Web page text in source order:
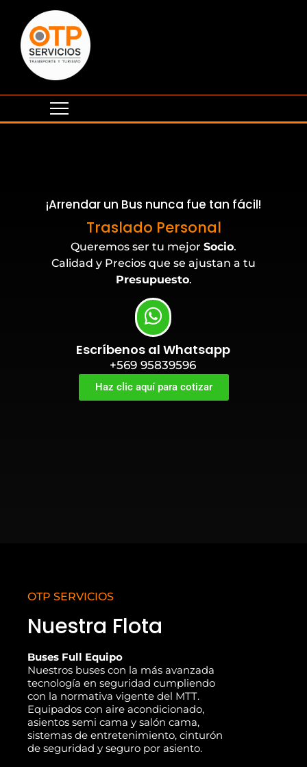
¡Arrendar un Bus nunca fue tan fácil!
Traslado Personal
Eventos Corporativos
Queremos ser tu mejor Socio.
Calidad y Precios que se ajustan a tu
Presupuesto.
Escríbenos al Whatsapp
+569 95839596
Haz clic aquí para cotizar
OTP SERVICIOS
Nuestra Flota
Buses Full Equipo
Nuestros buses con la más avanzada
tecnología en seguridad cumpliendo
con la normativa vigente del MTT.
Equipados con aire acondicionado,
asientos semi cama y salón cama,
sistemas de entretenimiento, cinturón
de seguridad y seguro por asiento.